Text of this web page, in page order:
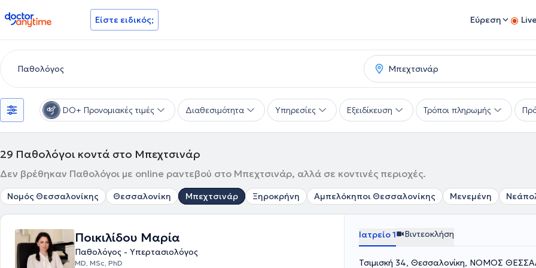
doctoranytime Είστε ειδικός; Εύρεση
DO+ Προνομιακές τιμές Διαθεσιμότητα Υπηρεσίες Εξειδίκευση Τρόποι πληρωμής
29 Παθολόγοι κοντά στο Μπεχτσινάρ
Δεν βρέθηκαν Παθολόγοι με online ραντεβού στο Μπεχτσινάρ, αλλά σε κοντινές περιοχές.
Νομός Θεσσαλονίκης Θεσσαλονίκη Μπεχτσινάρ Ξηροκρήνη Αμπελόκηποι Θεσσαλονίκης Μενεμένη
Ποικιλίδου Μαρία
Παθολόγος - Υπερτασιολόγος
MD, MSc, PhD
Ιατρείο 1 Βιντεοκλήση
Τσιμισκή 34, Θεσσαλονίκη, ΝΟΜΟΣ